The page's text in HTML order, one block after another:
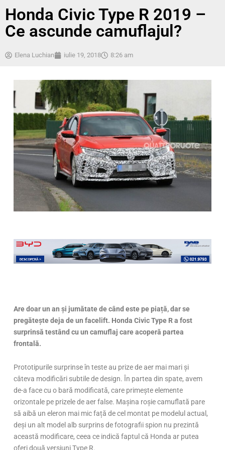
Honda Civic Type R 2019 –
Ce ascunde camuflajul?
Elena Luchian iulie 19, 2018 8:26 am
Are doar un an și jumătate de când este pe piață, dar se
pregătește deja de un facelift. Honda Civic Type R a fost
surprinsă testând cu un camuflaj care acoperă partea
frontală.
Prototipurile surprinse în teste au prize de aer mai mari și
câteva modificări subtile de design. În partea din spate, avem
de-a face cu o bară modificată, care primește elemente
orizontale pe prizele de aer false. Mașina roșie camuflată pare
să aibă un eleron mai mic față de cel montat pe modelul actual,
deși un alt model alb surprins de fotografii spion nu prezintă
această modificare, ceea ce indică faptul că Honda ar putea
oferi două versiuni Type R.